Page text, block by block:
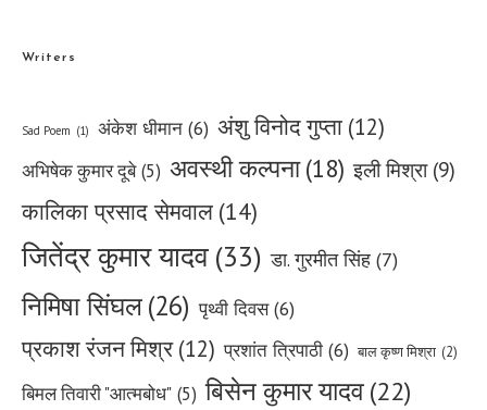
Writers
Sad Poem (1) अंकेश धीमान (6) अंशु विनोद गुप्ता (12)
अभिषेक कुमार दूबे (5) अवस्थी कल्पना (18) इली मिश्रा (9)
कालिका प्रसाद सेमवाल (14)
जितेंद्र कुमार यादव (33) डा. गुरमीत सिंह (7)
निमिषा सिंघल(26) पृथ्वी दिवस (6)
प्रकाश रंजन मिश्र (12) प्रशांत त्रिपाठी (6) बाल कृष्ण मिश्रा (2)
बिमल तिवारी "आत्मबोध" (5) बिसेन कुमार यादव(22)